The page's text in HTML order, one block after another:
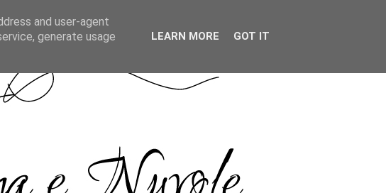
and user-agent
generate usage
LEARN MORE GOT IT